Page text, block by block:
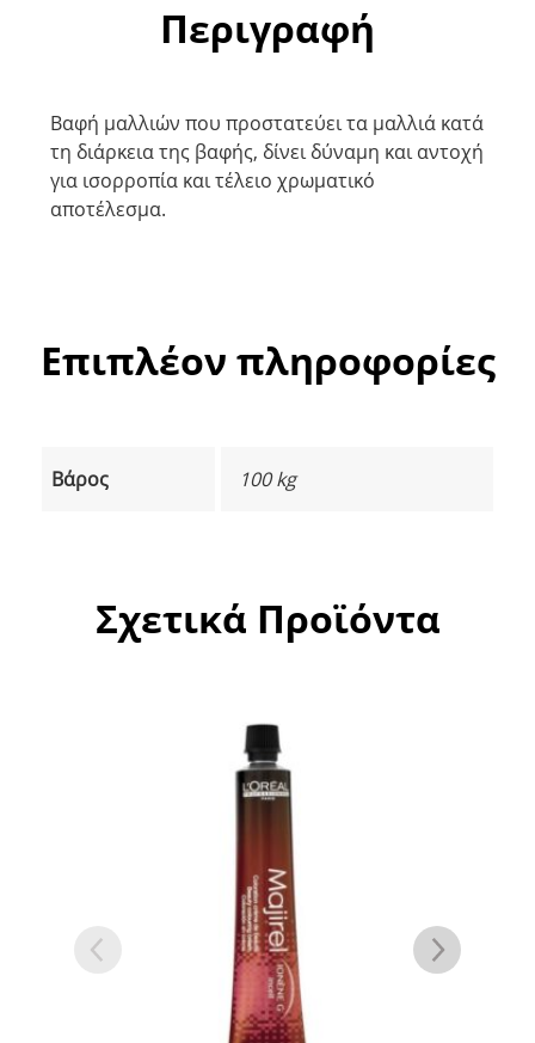
Περιγραφή
Βαφή μαλλιών που προστατεύει τα μαλλιά κατά
τη διάρκεια της βαφής, δίνει δύναμη και αντοχή
για ισορροπία και τέλειο χρωματικό
αποτέλεσμα.
Επιπλέον πληροφορίες
Βάρος 100 kg
Σχετικά Προϊόντα